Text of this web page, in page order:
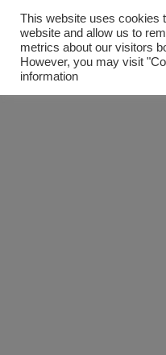
This website uses cookies
website and allow us to
metrics about our visitors
However, you may visit
information